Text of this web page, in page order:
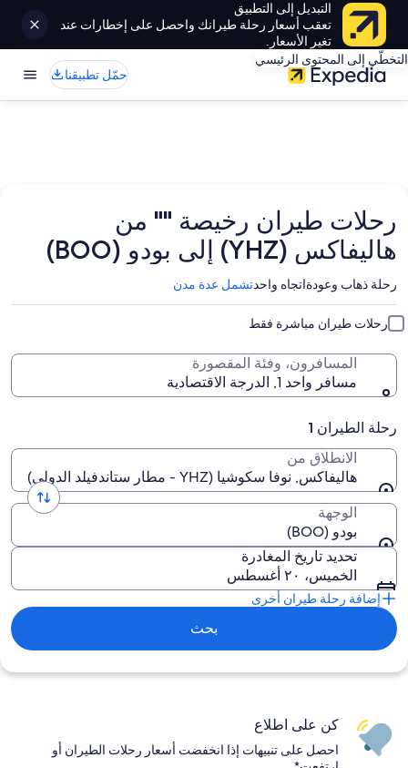
التبديل إلى التطبيق
تعقب أسعار رحلة طيرانك واحصل على إخطارات عند
تغير الأسعار.
التخطّي إلى المحتوى الرئيسي
حمّل تطبيقنا
رحلات طيران رخيصة "" من
هاليفاكس (YHZ) إلى بودو (BOO)
رحلة ذهاب وعودةاتجاه واحدتشمل عدة مدن
رحلات طيران مباشرة فقط
المسافرون، وفئة المقصورة
مسافر واحد 1, الدرجة الاقتصادية
رحلة الطيران 1
الانطلاق من
هاليفاكس, نوفا سكوشيا (YHZ - مطار ستاندفيلد الدولي)
الوجهة
بودو (BOO)
تحديد تاريخ المغادرة
الخميس، ٢٠ أغسطس
إضافة رحلة طيران أخرى
بحث
كن على اطلاع
احصل على تنبيهات إذا انخفضت أسعار رحلات الطيران أو